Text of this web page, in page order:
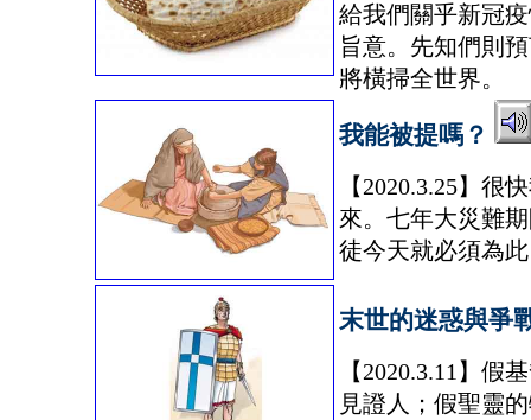
給我們關乎新冠
旨意。先知們則
將橫掃全世界。
我能被提嗎？
【2020.3.25】
來。七年大災難
徒今天就必須為
末世的迷惑與爭
【2020.3.11】
見證人；假聖靈